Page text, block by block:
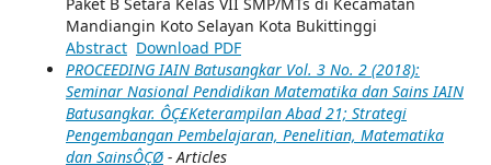
Mandiangin Koto Selayan Kota Bukittinggi
Abstract Download PDF
PROCEEDING IAIN Batusangkar Vol. 3 No. 2 (2018):
Seminar Nasional Pendidikan Matematika dan Sains IAIN
Batusangkar. ÔÇ£Keterampilan Abad 21; Strategi
Pengembangan Pembelajaran, Penelitian, Matematika
dan SainsÔÇØ - Articles